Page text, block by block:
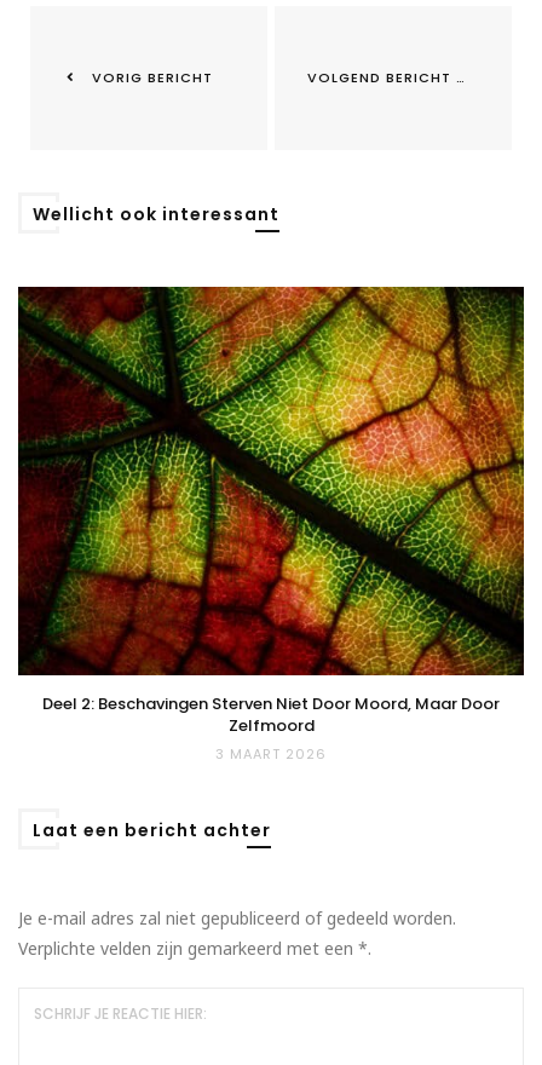
VORIG BERICHT VOLGEND BERICHT
Wellicht ook interessant
Deel 2: Beschavingen Sterven Niet Door Moord, Maar Door
Zelfmoord
3 MAART 2026
Laat een bericht achter
Je e-mail adres zal niet gepubliceerd of gedeeld worden.
Verplichte velden zijn gemarkeerd met een *.